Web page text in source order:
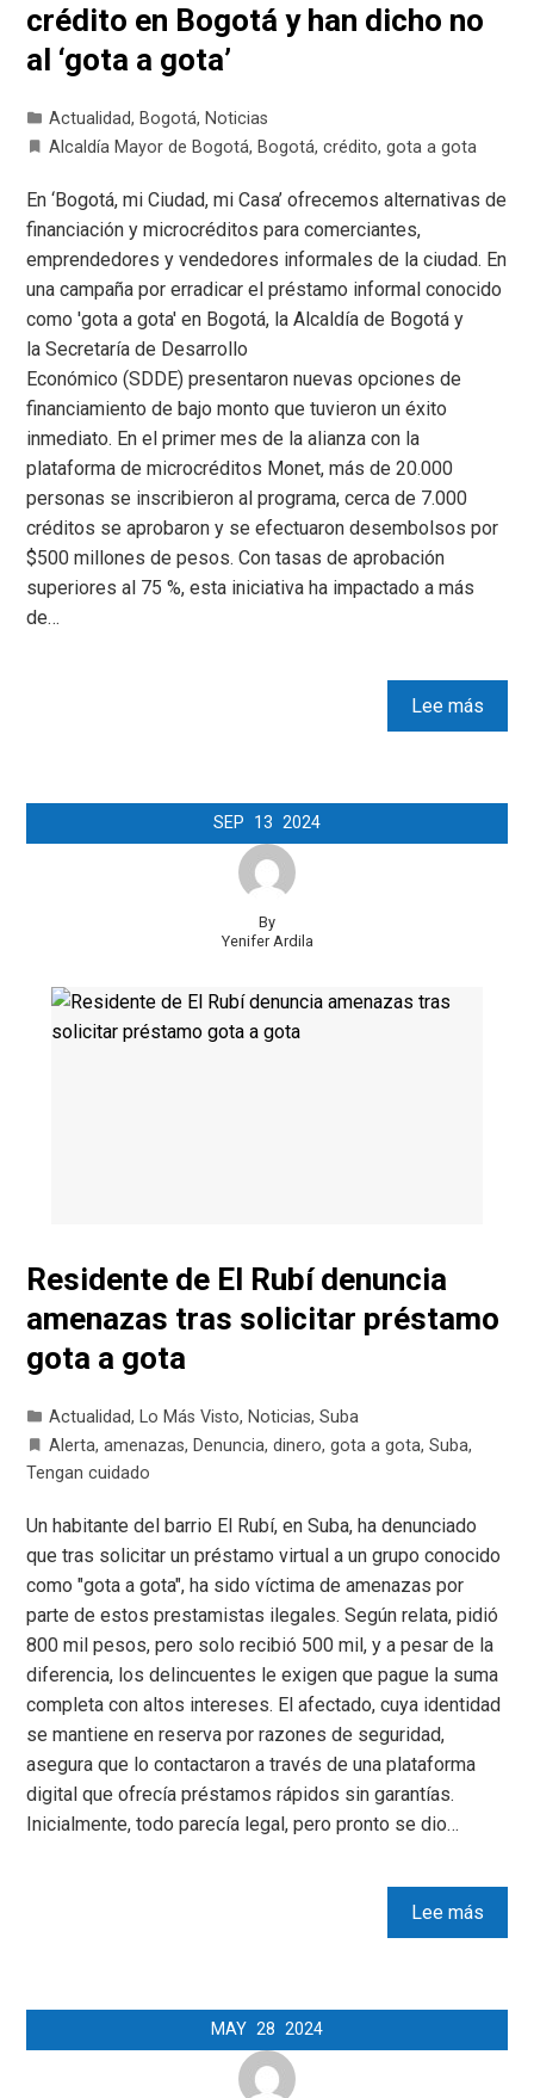
crédito en Bogotá y han dicho no
al ‘gota a gota’
Actualidad, Bogotá, Noticias
Alcaldía Mayor de Bogotá, Bogotá,crédito,gota a gota
En ‘Bogotá, mi Ciudad, mi Casa’ ofrecemos alternativas de
financiación y microcréditos para comerciantes,
emprendedores y vendedores informales de la ciudad. En
una campaña por erradicar el préstamo informal conocido
como 'gota a gota' en Bogotá, la Alcaldía de Bogotá y
la Secretaría de Desarrollo
Económico (SDDE) presentaron nuevas opciones de
financiamiento de bajo monto que tuvieron un éxito
inmediato. En el primer mes de la alianza con la
plataforma de microcréditos Monet, más de 20.000
personas se inscribieron al programa, cerca de 7.000
créditos se aprobaron y se efectuaron desembolsos por
$500 millones de pesos. Con tasas de aprobación
superiores al 75 %, esta iniciativa ha impactado a más
de…
Lee más
SEP 13 2024
By
Yenifer Ardila
Residente de El Rubí denuncia
amenazas tras solicitar préstamo
gota a gota
Actualidad, Lo Más Visto, Noticias,Suba
Alerta,amenazas, Denuncia,dinero,gota a gota,Suba,
Tengan cuidado
Un habitante del barrio El Rubí, en Suba, ha denunciado
que tras solicitar un préstamo virtual a un grupo conocido
como "gota a gota", ha sido víctima de amenazas por
parte de estos prestamistas ilegales. Según relata, pidió
800 mil pesos, pero solo recibió 500 mil, y a pesar de la
diferencia, los delincuentes le exigen que pague la suma
completa con altos intereses. El afectado, cuya identidad
se mantiene en reserva por razones de seguridad,
asegura que lo contactaron a través de una plataforma
digital que ofrecía préstamos rápidos sin garantías.
Inicialmente, todo parecía legal, pero pronto se dio…
Lee más
MAY 28 2024